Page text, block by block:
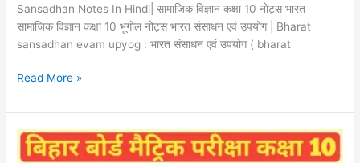
Sansadhan Notes In Hindi| सामाजिक विज्ञान कक्षा 10 नोट्स भारत
सामाजिक विज्ञान कक्षा 10 भूगोल नोट्स भारत संसाधन एवं उपयोग | Bharat
sansadhan evam upyog : भारत संसाधन एवं उपयोग ( bharat
Aur
Mirda
Sansadhan
In
Read More »
सामाजिक
विज्ञान